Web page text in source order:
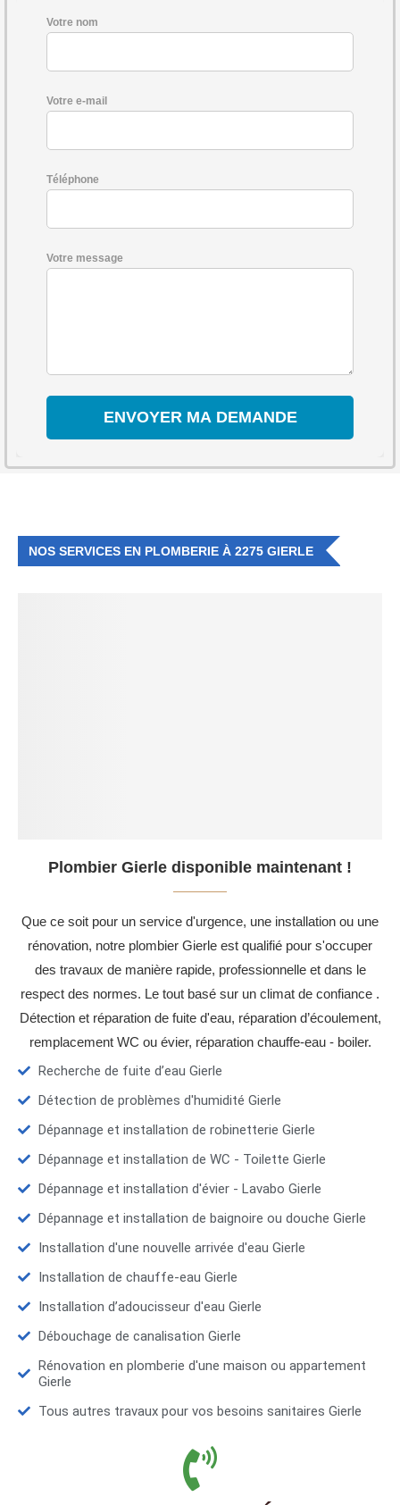
Votre nom
Votre e-mail
Téléphone
Votre message
NOS SERVICES EN PLOMBERIE À 2275 GIERLE
Plombier Gierle disponible maintenant !
Que ce soit pour un service d'urgence, une installation ou une
rénovation, notre plombier Gierle est qualifié pour s'occuper
des travaux de manière rapide, professionnelle et dans le
respect des normes. Le tout basé sur un climat de confiance .
Détection et réparation de fuite d'eau, réparation d’écoulement,
remplacement WC ou évier, réparation chauffe-eau - boiler.
Recherche de fuite d’eau Gierle
Détection de problèmes d'humidité Gierle
Dépannage et installation de robinetterie Gierle
Dépannage et installation de WC - Toilette Gierle
Dépannage et installation d'évier - Lavabo Gierle
Dépannage et installation de baignoire ou douche Gierle
Installation d'une nouvelle arrivée d'eau Gierle
Installation de chauffe-eau Gierle
Installation d’adoucisseur d'eau Gierle
Débouchage de canalisation Gierle
Rénovation en plomberie d'une maison ou appartement
Gierle
Tous autres travaux pour vos besoins sanitaires Gierle